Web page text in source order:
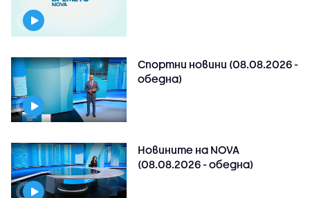
Спортни новини (08.08.2026 -
обедна)
Новините на NOVA
(08.08.2026 - обедна)